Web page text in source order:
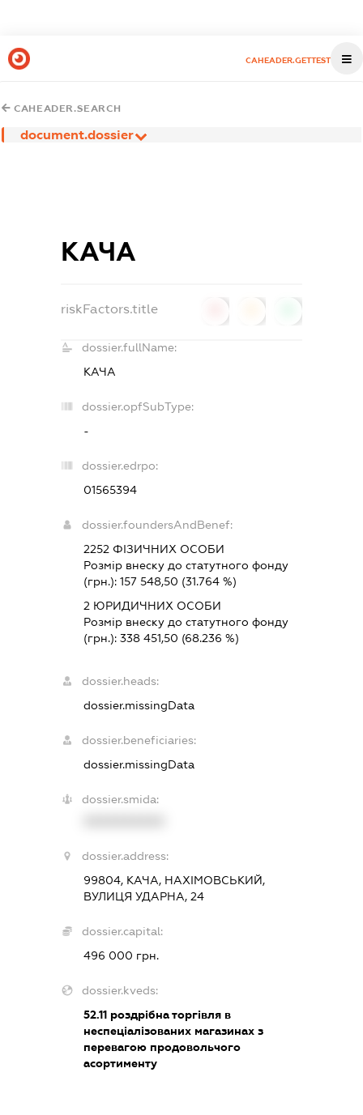
CAHEADER.GETTEST
CAHEADER.SEARCH
document.dossier
КАЧА
riskFactors.title
dossier.fullName:
КАЧА
dossier.opfSubType:
-
dossier.edrpo:
01565394
dossier.foundersAndBenef:
2252 ФІЗИЧНИХ ОСОБИ
Розмір внеску до статутного фонду
(грн.):157 548,50 (31.764 %)
2 ЮРИДИЧНИХ ОСОБИ
Розмір внеску до статутного фонду
(грн.):338 451,50 (68.236 %)
dossier.heads:
dossier.missingData
dossier.beneficiaries:
dossier.missingData
dossier.smida:
dossier.address:
99804, КАЧА, НАХІМОВСЬКИЙ,
ВУЛИЦЯ УДАРНА, 24
dossier.capital:
496 000 грн.
dossier.kveds:
52.11 роздрібна торгівля в
неспеціалізованих магазинах з
перевагою продовольчого
асортименту